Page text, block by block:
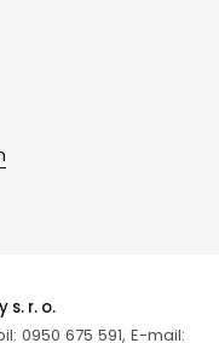
s. r. o.
0950 675 591, E-mail: